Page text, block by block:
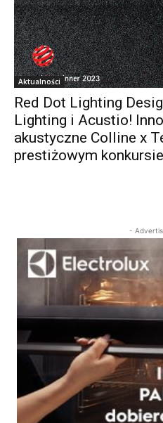
Aktualności
Red Dot Lighting
Lighting i Acustio!
akustyczne Colline x
prestiżowym konkursie
-